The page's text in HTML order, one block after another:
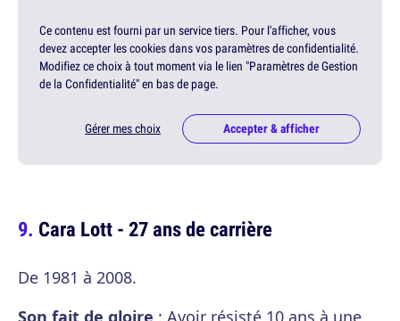
Ce contenu est fourni par un service tiers. Pour l'afficher, vous
devez accepter les cookies dans vos paramètres de confidentialité.
Modifiez ce choix à tout moment via le lien "Paramètres de Gestion
de la Confidentialité" en bas de page.
Gérer mes choix Accepter & afficher
Cara Lott - 27 ans de carrière
De 1981 à 2008.
Son fait de gloire : Avoir résisté 10 ans à une